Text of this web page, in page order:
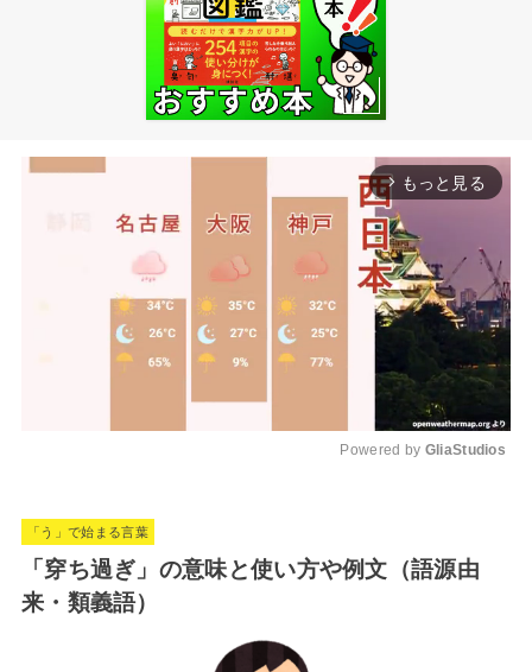
arrow_forward_ios もっと見る
e
Powered by GliaStudios
「う」で始まる言葉
「穿ち過ぎ」の意味と使い方や例文（語源由
来・類義語）